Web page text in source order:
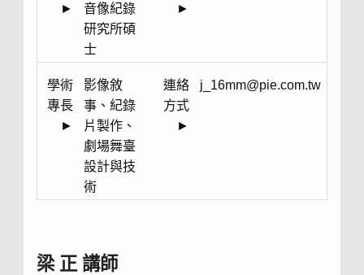
►
音像紀錄
研究所碩
士
►
學術
專長
►
影像敘
事、紀錄
片製作、
劇場舞臺
設計與技
術
連絡
方式
►
j_16mm@pie.com.tw
梁 正 講師